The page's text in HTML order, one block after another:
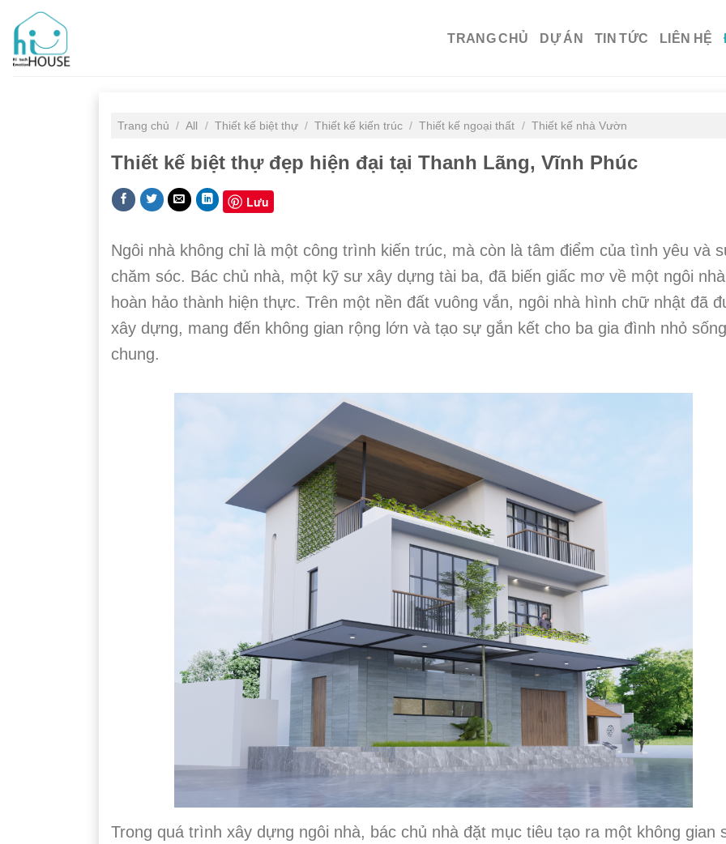
content
TRANG CHỦ DỰ ÁN TIN TỨC LIÊN HỆ
Trang chủ / All / Thiết kế biệt thự / Thiết kế kiến trúc / Thiết kế ngoại thất / Thiết kế nhà Vườn
Thiết kế biệt thự đẹp hiện đại tại Thanh Lãng, Vĩnh Phúc
Lưu
Ngôi nhà không chỉ là một công trình kiến trúc, mà còn là tâm điểm của tình yêu và
chăm sóc. Bác chủ nhà, một kỹ sư xây dựng tài ba, đã biến giấc mơ về một ngôi nhà
hoàn hảo thành hiện thực. Trên một nền đất vuông vắn, ngôi nhà hình chữ nhật đã
xây dựng, mang đến không gian rộng lớn và tạo sự gắn kết cho ba gia đình nhỏ sống
chung.
Trong quá trình xây dựng ngôi nhà, bác chủ nhà đặt mục tiêu tạo ra một không gian